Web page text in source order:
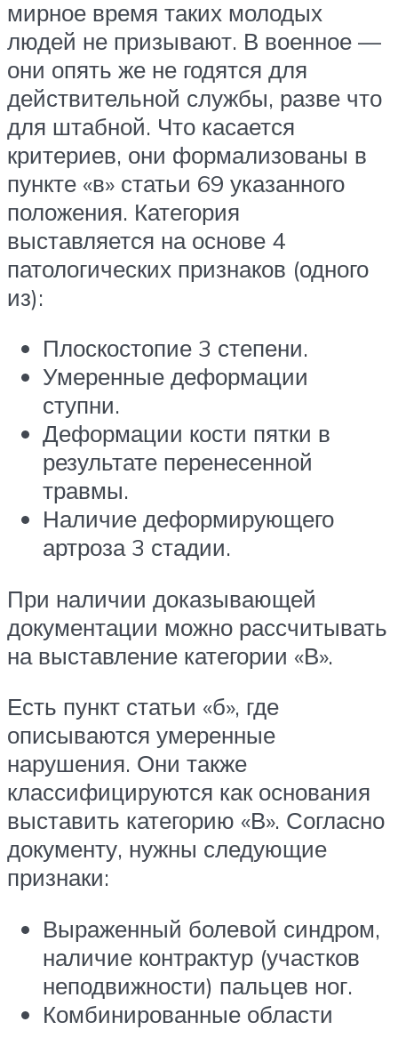
мирное время таких молодых
людей не призывают. В военное —
они опять же не годятся для
действительной службы, разве что
для штабной. Что касается
критериев, они формализованы в
пункте «в» статьи 69 указанного
положения. Категория
выставляется на основе 4
патологических признаков (одного
из):
Плоскостопие 3 степени.
Умеренные деформации
ступни.
Деформации кости пятки в
результате перенесенной
травмы.
Наличие деформирующего
артроза 3 стадии.
При наличии доказывающей
документации можно рассчитывать
на выставление категории «В».
Есть пункт статьи «б», где
описываются умеренные
нарушения. Они также
классифицируются как основания
выставить категорию «В». Согласно
документу, нужны следующие
признаки:
Выраженный болевой синдром,
наличие контрактур (участков
неподвижности) пальцев ног.
Комбинированные области